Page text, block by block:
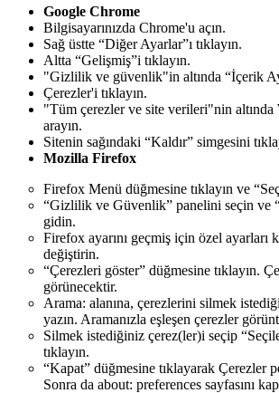
Google Chrome
Bilgisayarınızda Chrome'u açın.
Sağ üstte “Diğer Ayarlar”ı tıklayın.
Altta “Gelişmiş”i tıklayın.
"Gizlilik ve güvenlik"in altında “İçerik
Çerezler'i tıklayın.
"Tüm çerezler ve site verileri"nin altında
arayın.
Sitenin sağındaki “Kaldır” simgesini
Mozilla Firefox
Firefox Menü düğmesine tıklayın ve
“Gizlilik ve Güvenlik” panelini seçin ve
gidin.
Firefox ayarını geçmiş için özel ayarları
değiştirin.
“Çerezleri göster” düğmesine tıklayın.
görünecektir.
Arama: alanına, çerezlerini silmek
yazın. Aramanızla eşleşen çerezler
Silmek istediğiniz çerez(ler)i seçip
tıklayın.
“Kapat” düğmesine tıklayarak Çerezler
Sonra da about: preferences sayfasını